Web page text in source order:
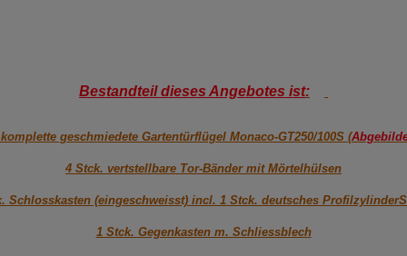
Bestandteil dieses Angebotes ist:
geschmiedete Gartentürflügel Monaco-GT250/100S (
4 Stck. vertstellbare Tor-Bänder mit Mörtelhülsen
Schlosskasten (eingeschweisst) incl. 1 Stck. deutsches
1 Stck. Gegenkasten m. Schliessblech